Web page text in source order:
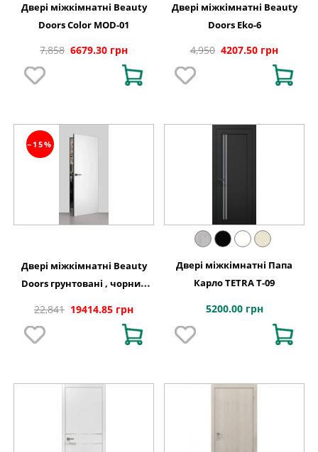
Двері міжкімнатні Beauty
Doors Color MOD-01
7,858 6679.30 грн
Двері міжкімнатні Beauty
Doors Eko-6
4,950 4207.50 грн
−15%
Двері міжкімнатні Beauty
Doors грунтовані , чорний
22,841 19414.85 грн
Двері міжкімнатні Папа
Карло TETRA T-09
5200.00 грн